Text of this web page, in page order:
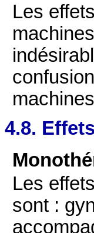
Les
4.8.
Les
sont :